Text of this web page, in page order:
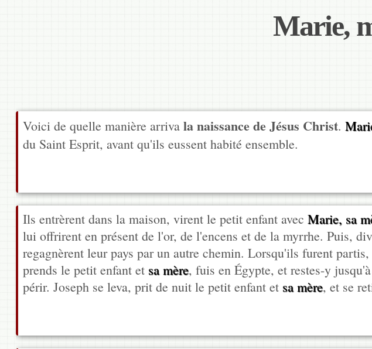
Marie,
Voici de quelle manière arriva la naissance de Jésus Christ.
du Saint Esprit, avant qu'ils eussent habité ensemble.
Ils entrèrent dans la maison, virent le petit enfant avec Marie, sa
lui offrirent en présent de l'or, de l'encens et de la myrrhe. Puis,
regagnèrent leur pays par un autre chemin. Lorsqu'ils furent
prends le petit enfant et sa mère, fuis en Égypte, et restes-y
périr. Joseph se leva, prit de nuit le petit enfant et sa mère, et se